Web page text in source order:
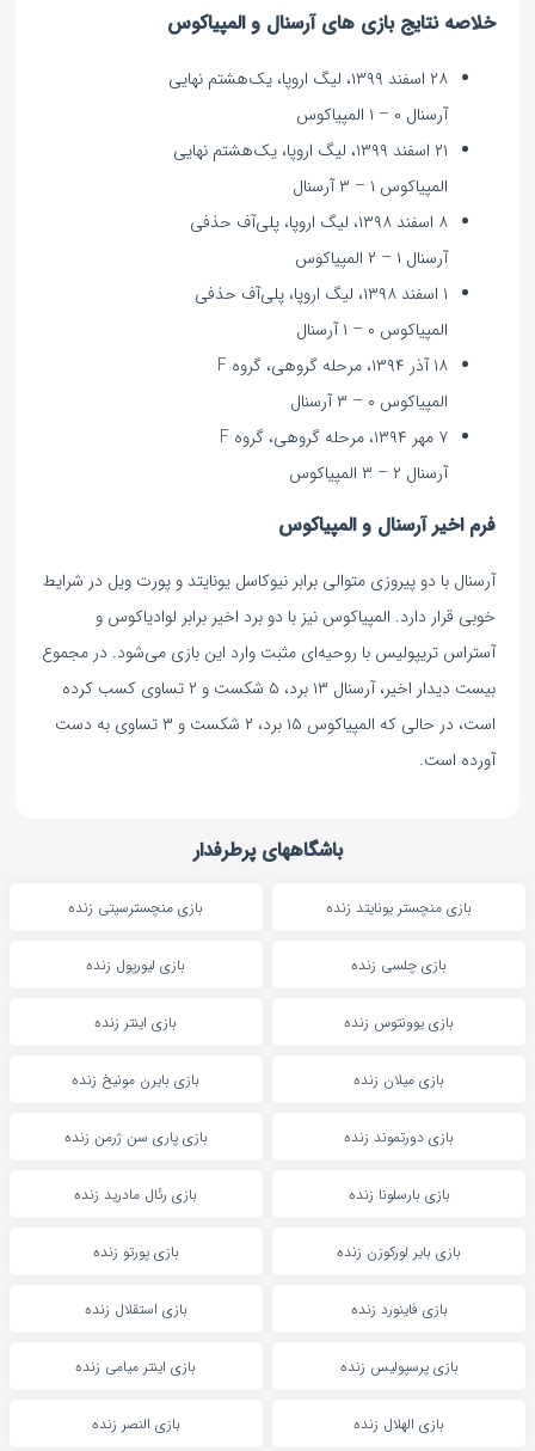
خلاصه نتایج بازی های آرسنال و المپیاکوس
۲۸ اسفند ۱۳۹۹، لیگ اروپا، یک‌هشتم نهایی
آرسنال ۰ – ۱ المپیاکوس
۲۱ اسفند ۱۳۹۹، لیگ اروپا، یک‌هشتم نهایی
المپیاکوس ۱ – ۳ آرسنال
۸ اسفند ۱۳۹۸، لیگ اروپا، پلی‌آف حذفی
آرسنال ۱ – ۲ المپیاکوس
۱ اسفند ۱۳۹۸، لیگ اروپا، پلی‌آف حذفی
المپیاکوس ۰ – ۱ آرسنال
۱۸ آذر ۱۳۹۴، مرحله گروهی، گروه F
المپیاکوس ۰ – ۳ آرسنال
۷ مهر ۱۳۹۴، مرحله گروهی، گروه F
آرسنال ۲ – ۳ المپیاکوس
فرم اخیر آرسنال و المپیاکوس
آرسنال با دو پیروزی متوالی برابر نیوکاسل یونایتد و پورت ویل در شرایط
خوبی قرار دارد. المپیاکوس نیز با دو برد اخیر برابر لوادیاکوس و
آستراس تریپولیس با روحیه‌ای مثبت وارد این بازی می‌شود. در مجموع
بیست دیدار اخیر، آرسنال ۱۳ برد، ۵ شکست و ۲ تساوی کسب کرده
است، در حالی که المپیاکوس ۱۵ برد، ۲ شکست و ۳ تساوی به دست
آورده است.
باشگاههای پرطرفدار
بازی منچستر یونایتد زنده بازی منچسترسیتی زنده
بازی چلسی زنده بازی لیورپول زنده
بازی یوونتوس زنده بازی اینتر زنده
بازی میلان زنده بازی بایرن مونیخ زنده
بازی دورتموند زنده بازی پاری سن ژرمن زنده
بازی بارسلونا زنده بازی رئال مادرید زنده
بازی بایر لورکوزن زنده بازی پورتو زنده
بازی فاینورد زنده بازی استقلال زنده
بازی پرسپولیس زنده بازی اینتر میامی زنده
بازی الهلال زنده بازی النصر زنده